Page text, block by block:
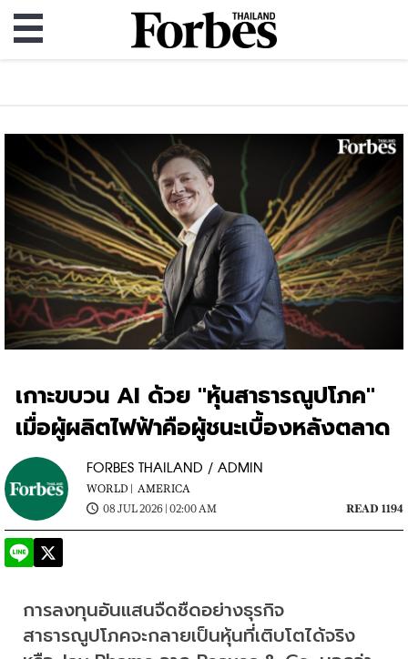
เกาะขบวน AI ด้วย "หุ้นสาธารณูปโภค"
เมื่อผู้ผลิตไฟฟ้าคือผู้ชนะเบื้องหลังตลาด
FORBES THAILAND / ADMIN
WORLD | AMERICA
08 JUL 2026 | 02:00 AM
READ 1194
การลงทุนอันแสนจืดชืดอย่างธุรกิจ
สาธารณูปโภคจะกลายเป็นหุ้นที่เติบโตได้จริง